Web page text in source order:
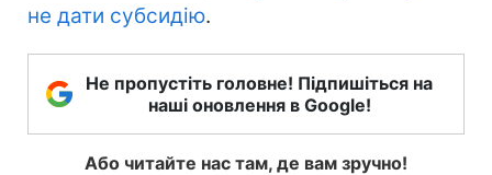
не дати субсидію.
Не пропустіть головне! Підпишіться на
наші оновлення в Google!
Або читайте нас там, де вам зручно!